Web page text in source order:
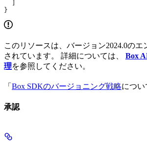
}
このリソースは、バージョン2024.0のエ
されています。 詳細については、 Box
理を参照してください。
「 Box SDKのバージョニング戦略につい
承認